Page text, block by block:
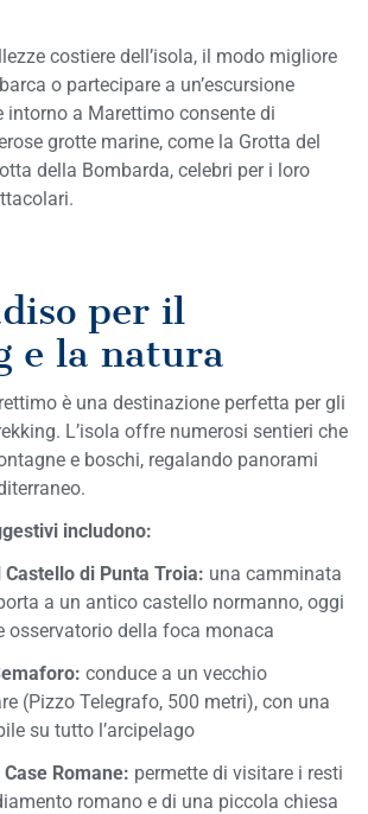
costiere dell’isola, il modo migliore
o partecipare a un’escursione
intorno a Marettimo consente di
grotte marine, come la Grotta del
della Bombarda, celebri per i loro
per il
e la natura
è una destinazione perfetta per gli
L’isola offre numerosi sentieri che
e boschi, regalando panorami
includono:
di Punta Troia: una camminata
a un antico castello normanno, oggi
osservatorio della foca monaca
conduce a un vecchio
(Pizzo Telegrafo, 500 metri), con una
su tutto l’arcipelago
Romane: permette di visitare i resti
romano e di una piccola chiesa